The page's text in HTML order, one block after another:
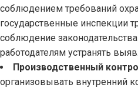
соблюдением требований
государственные инспекции
соблюдение
работодателям устранять
Производственный
организовывать внутренний